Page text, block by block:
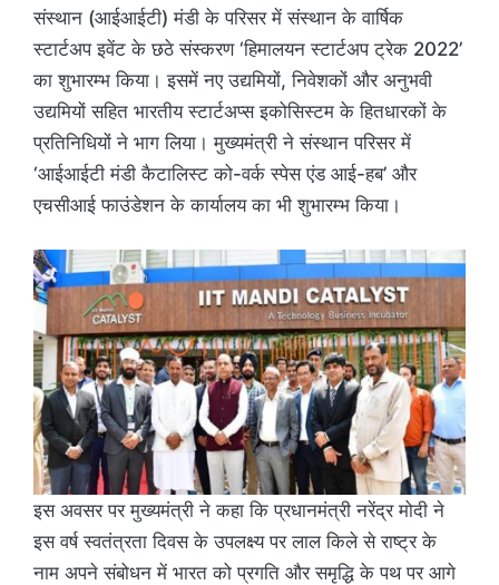
संस्थान (आईआईटी) मंडी के परिसर में संस्थान के वार्षिक
स्टार्टअप इवेंट के छठे संस्करण ‘हिमालयन स्टार्टअप ट्रेक 2022’
का शुभारम्भ किया। इसमें नए उद्यमियों, निवेशकों और अनुभवी
उद्यमियों सहित भारतीय स्टार्टअप्स इकोसिस्टम के हितधारकों के
प्रतिनिधियों ने भाग लिया। मुख्यमंत्री ने संस्थान परिसर में
‘आईआईटी मंडी कैटालिस्ट को-वर्क स्पेस एंड आई-हब’ और
एचसीआई फाउंडेशन के कार्यालय का भी शुभारम्भ किया।
इस अवसर पर मुख्यमंत्री ने कहा कि प्रधानमंत्री नरेंद्र मोदी ने
इस वर्ष स्वतंत्रता दिवस के उपलक्ष्य पर लाल किले से राष्ट्र के
नाम अपने संबोधन में भारत को प्रगति और समृद्धि के पथ पर आगे